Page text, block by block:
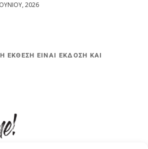
2026
ΕΚΘΕΣΗ ΕΙΝΑΙ ΕΚΔΟΣΗ ΚΑΙ